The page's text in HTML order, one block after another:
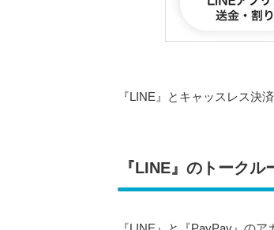
『LINE』とキャッスレス決
『LINE』のトーク